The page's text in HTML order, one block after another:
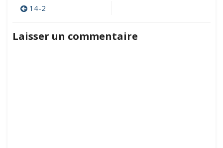
Navigation
de
l’article
14-2
Laisser un commentaire